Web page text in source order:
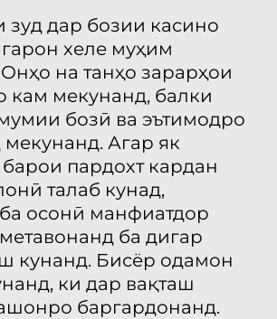
зуд дар бозии касино
хеле муҳим
на танҳо зарарҳои
кам мекунанд, балки
бозӣ ва эътимодро
Агар як
пардохт кардан
талаб кунад,
осонӣ манфиатдор
ба дигар
кунанд. Бисёр одамон
ки дар вақташ
баргардонанд.